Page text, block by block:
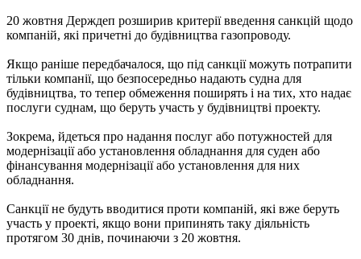
20 жовтня Держдеп розширив критерії введення санкцій щодо
компаній, які причетні до будівництва газопроводу.
Якщо раніше передбачалося, що під санкції можуть потрапити
тільки компанії, що безпосередньо надають судна для
будівництва, то тепер обмеження поширять і на тих, хто надає
послуги суднам, що беруть участь у будівництві проекту.
Зокрема, йдеться про надання послуг або потужностей для
модернізації або установлення обладнання для суден або
фінансування модернізації або установлення для них
обладнання.
Санкції не будуть вводитися проти компаній, які вже беруть
участь у проекті, якщо вони припинять таку діяльність
протягом 30 днів, починаючи з 20 жовтня.